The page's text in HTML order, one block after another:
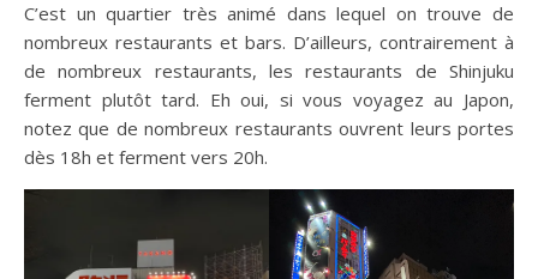
C’est un quartier très animé dans lequel on trouve de
nombreux restaurants et bars. D’ailleurs, contrairement à
de nombreux restaurants, les restaurants de Shinjuku
ferment plutôt tard. Eh oui, si vous voyagez au Japon,
notez que de nombreux restaurants ouvrent leurs portes
dès 18h et ferment vers 20h.